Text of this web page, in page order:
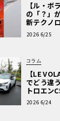
【ル・ボ
の「？」
新テクノ
車Q&A」
2026 6/25
コラム
【LE
でどう違
トロエン
読者一気
2026 6/24